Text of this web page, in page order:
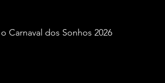
Carnaval dos Sonhos 2026